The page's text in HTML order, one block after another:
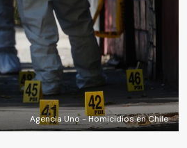
Agencia Uno - Homicidios en Chile